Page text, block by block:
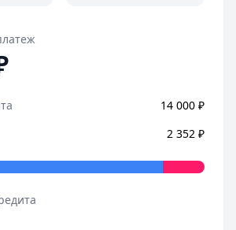
14 000 ₽
2 352 ₽